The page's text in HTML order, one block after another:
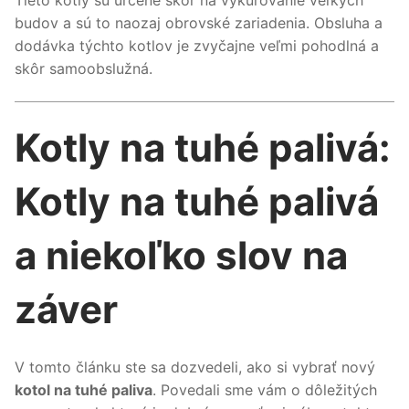
budov a sú to naozaj obrovské zariadenia. Obsluha a
dodávka týchto kotlov je zvyčajne veľmi pohodlná a
skôr samoobslužná.
Kotly na tuhé palivá:
Kotly na tuhé palivá
a niekoľko slov na
záver
V tomto článku ste sa dozvedeli, ako si vybrať nový
kotol na tuhé paliva. Povedali sme vám o dôležitých